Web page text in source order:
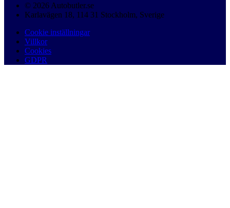
© 2026 Autobutler.se
Karlavägen 18, 114 31 Stockholm, Sverige
Cookie inställningar
Villkor
Cookies
GDPR